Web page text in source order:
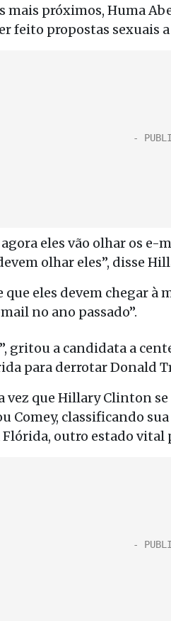
mais próximos, Huma
feito propostas sexuais
eles vão olhar os e-
olhar eles”, disse
que eles devem chegar à
no ano passado”.
gritou a candidata a
para derrotar Donald
vez que Hillary Clinton
Comey, classificando
Flórida, outro estado vital